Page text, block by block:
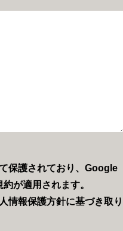
保護されており、Google
約が適用されます。
情報保護方針に基づき取り